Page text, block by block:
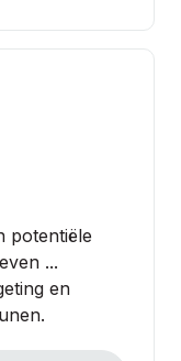
potentiële
...
en